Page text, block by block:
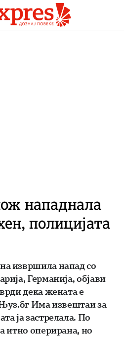
нападнала
полицијата
извршила напад со
Германија, објави
дека жената е
Има извештаи за
ја застрелала. По
итно оперирана, но